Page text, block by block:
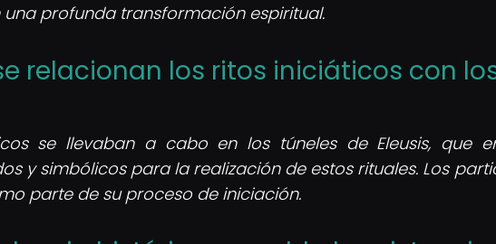
profunda transformación espiritual.
relacionan los ritos iniciáticos con
se llevaban a cabo en los túneles de Eleusis, que
y simbólicos para la realización de estos rituales. Los
parte de su proceso de iniciación.